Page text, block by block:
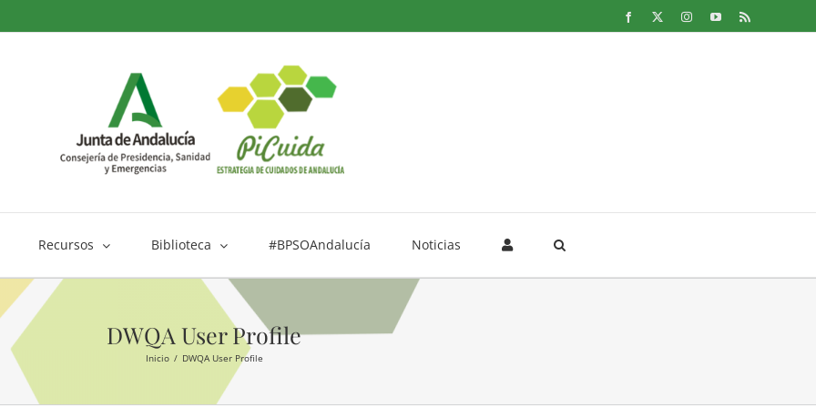
Facebook InstagramYouTubeRss
Recursos Biblioteca #BPSOAndalucía Noticias
DWQA User Profile
Inicio DWQA User Profile